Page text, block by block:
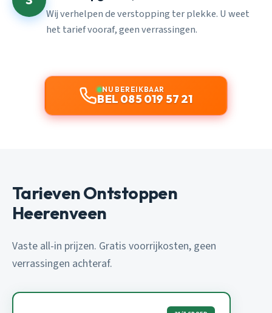
Wij verhelpen de verstopping ter plekke. U weet
het tarief vooraf, geen verrassingen.
NU BEREIKBAAR
BEL 085 019 57 21
Tarieven Ontstoppen
Heerenveen
Vaste all-in prijzen. Gratis voorrijkosten, geen
verrassingen achteraf.